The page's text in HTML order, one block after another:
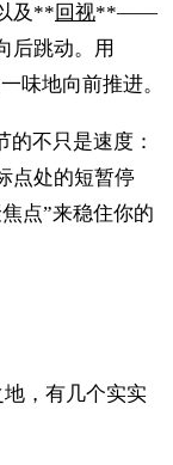
及**回视**——
后跳动。用
味地向前推进。
的不只是速度：
点处的短暂停
点”来稳住你的
地，有几个实实